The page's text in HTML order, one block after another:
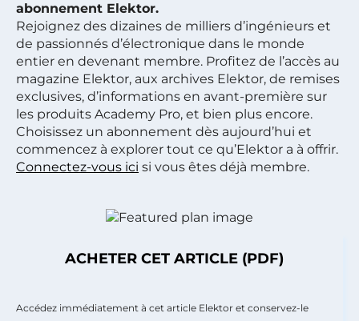
abonnement Elektor.
Rejoignez des dizaines de milliers d’ingénieurs et
de passionnés d’électronique dans le monde
entier en devenant membre. Profitez de l’accès au
magazine Elektor, aux archives Elektor, de remises
exclusives, d’informations en avant-première sur
les produits Academy Pro, et bien plus encore.
Choisissez un abonnement dès aujourd’hui et
commencez à explorer tout ce qu’Elektor a à offrir.
Connectez-vous ici si vous êtes déjà membre.
ACHETER CET ARTICLE (PDF)
Accédez immédiatement à cet article Elektor et conservez-le